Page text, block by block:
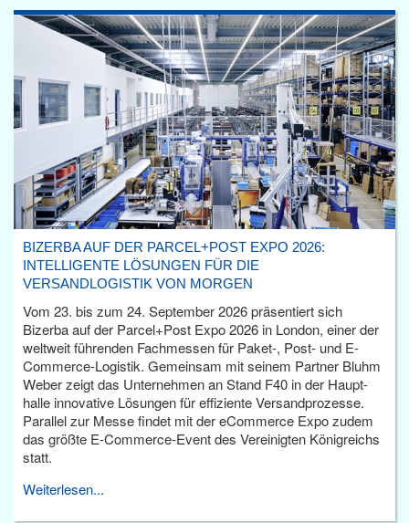
BIZERBA AUF DER PARCEL+POST EXPO 2026:
INTELLIGENTE LÖSUNGEN FÜR DIE
VERSANDLOGISTIK VON MORGEN
Vom 23. bis zum 24. September 2026 präsentiert sich
Bizerba auf der Parcel+Post Expo 2026 in London, einer der
weltweit führenden Fachmessen für Paket-, Post- und E-
Commerce-Logistik. Gemeinsam mit seinem Partner Bluhm
Weber zeigt das Unternehmen an Stand F40 in der Haupt­
halle innovative Lösungen für effiziente Versandprozesse.
Parallel zur Messe findet mit der eCommerce Expo zudem
das größte E-Commerce-Event des Vereinigten Königreichs
statt.
Weiterlesen...